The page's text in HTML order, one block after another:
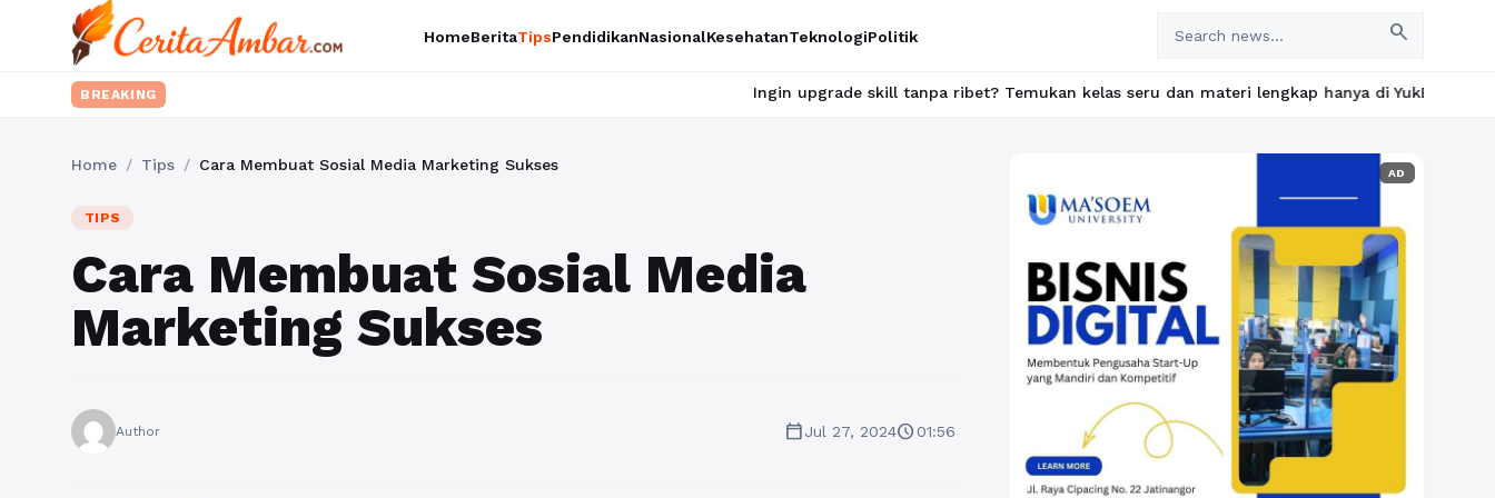
HomeBeritaTipsPendidikanNasionalKesehatanTeknologiPolitik search
BREAKING Ingin upgrade skill tanpa ribet? Temukan kelas seru dan materi lengkap hanya di YukBelajar.com.
Home / Tips / Cara Membuat Sosial Media Marketing Sukses
TIPS
Cara Membuat Sosial Media
Marketing Sukses
Author calendar_todayJul 27, 2024schedule01:56
AD